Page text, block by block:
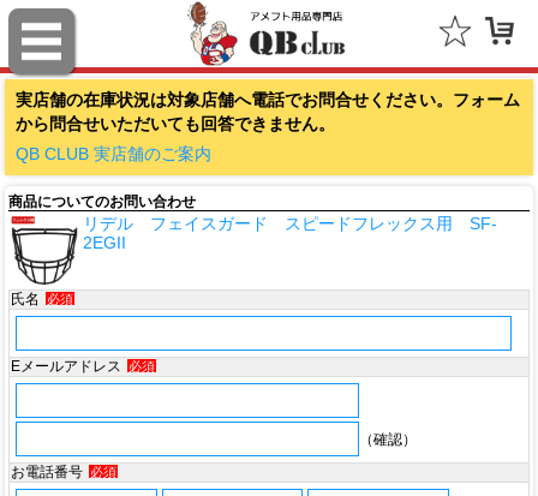
実店舗の在庫状況は対象店舗へ電話でお問合せください。フォーム
から問合せいただいても回答できません。
QB CLUB 実店舗のご案内
商品についてのお問い合わせ
リデル フェイスガード スピードフレックス用 SF-
2EGII
氏名 必須
Eメールアドレス 必須
（確認）
お電話番号 必須
ファナティクス（Fanatics）
アウトドアキャップ（Outdoor Cap Company）
スポルディング（SPALDING）
ミッチェル＆ネス（Mitchell & Ness）
ポータフォン（PORTAPHONE）
ギルマンギア（Gilman Gear）
サムプロ（ThumbPRO）